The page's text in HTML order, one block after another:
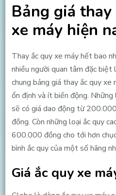
Bảng giá
xe máy hiện
Thay ắc quy xe máy hết bao
nhiều người quan tâm đặc biệt
chung bảng giá thay ắc quy
ổn định và ít biến động.
sẽ có giá dao động từ
đồng. Còn những loại ắc quy
600.000 đồng cho tới hơn
bình ắc quy của một số hãng
Giá ắc quy xe